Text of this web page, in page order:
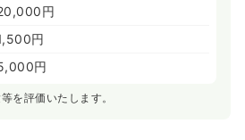
円
円
円
を評価いたします。